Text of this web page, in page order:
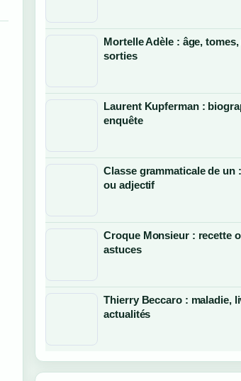
Mortelle Adèle : âge,
sorties
Laurent Kupferman :
enquête
Classe grammaticale de
ou adjectif
Croque Monsieur : recette
astuces
Thierry Beccaro : maladie,
actualités